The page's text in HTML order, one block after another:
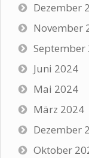
Dezember
November
September
Juni 2024
Mai 2024
März 2024
Dezember
Oktober